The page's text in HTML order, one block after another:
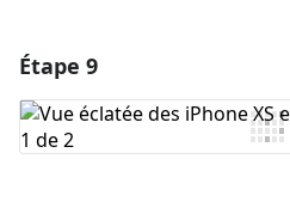
Ajouter un commentaire
Étape 9